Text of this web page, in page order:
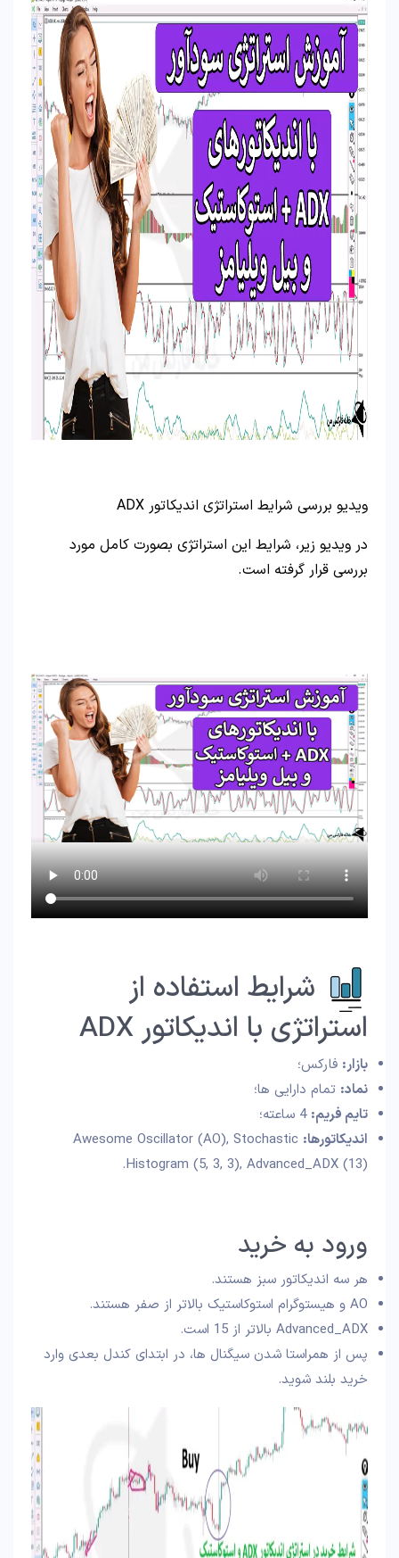
ویدیو بررسی شرایط استراتژی اندیکاتور ADX
در ویدیو زیر، شرایط این استراتژی بصورت کامل مورد
بررسی قرار گرفته است.
شرایط استفاده از
استراتژی با اندیکاتور ADX
بازار: فارکس؛
نماد: تمام دارایی ها؛
تایم فریم: 4 ساعته؛
اندیکاتورها: Awesome Oscillator (AO), Stochastic
Histogram (5, 3, 3), Advanced_ADX (13).
ورود به خرید
هر سه اندیکاتور سبز هستند.
AO و هیستوگرام استوکاستیک بالاتر از صفر هستند.
Advanced_ADX بالاتر از 15 است.
پس از همراستا شدن سیگنال ها، در ابتدای کندل بعدی وارد
خرید بلند شوید.